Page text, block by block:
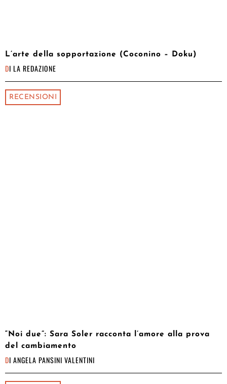
L’arte della sopportazione (Coconino – Doku)
DI LA REDAZIONE
RECENSIONI
“Noi due”: Sara Soler racconta l’amore alla prova
del cambiamento
DI ANGELA PANSINI VALENTINI